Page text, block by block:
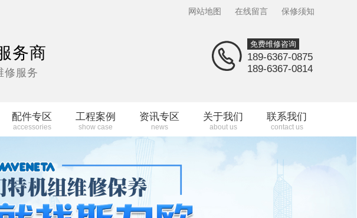
网站地图 在线留言 保修须知
务商
修服务
免费维修咨询
189-6367-0875
189-6367-0814
配件专区
accessories
工程案例
show case
资讯专区
news
关于我们
about us
联系我们
contact us